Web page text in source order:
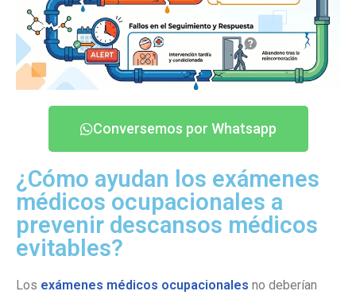
Conversemos por Whatsapp
¿Cómo ayudan los exámenes
médicos ocupacionales a
prevenir descansos médicos
evitables?
Los exámenes médicos ocupacionales no deberían